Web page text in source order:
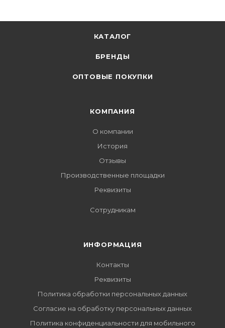
КАТАЛОГ
БРЕНДЫ
ОПТОВЫЕ ПОКУПКИ
КОМПАНИЯ
О компании
История
Отзывы
Производственные площадки
Реквизиты
Сотрудникам
ИНФОРМАЦИЯ
Контакты
Реквизиты
Политика обработки персональных данных
Согласие на обработку персональных данных
Политика конфиденциальности для мобильного